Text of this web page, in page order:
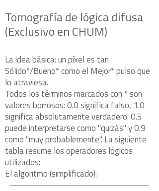
Tomografía de lógica difusa
(Exclusivo en CHUM)
La idea básica: un píxel es tan
Sólido*/Bueno* como el Mejor* pulso que
lo atraviesa.
Todos los términos marcados con * son
valores borrosos: 0.0 significa falso, 1.0
significa absolutamente verdadero. 0.5
puede interpretarse como "quizás" y 0.9
como "muy probablemente". La siguiente
tabla resume los operadores lógicos
utilizados:
El algoritmo (simplificado):